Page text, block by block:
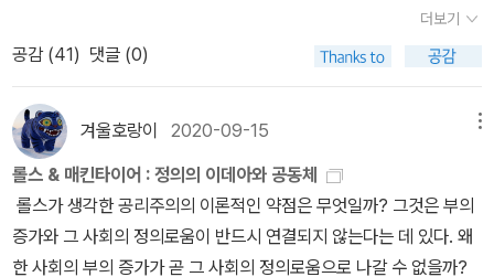
가 행해야 할 것을 행한다면, 나는 그 때 무엇을 희망해도 좋은가?' 라
는 물음은 실천적이면서 동시에 이론적이다. 그래서 실천적인 것은
단지 이론적인 물음의 답변을 위한 실마리로서, 만약 이 물음이 높이
올라가면, 사변적 물음에까지 이른다.(p934) <순수 이성 비판 2>
中 (A807)(B835) 도덕적 통일이 가능해야만 한다. 이성의 사변적
원리들에 따르는 체계적 자연통일이 증명될 수 없었음에도 불구하고
말이다. 무릇 이성은 자유 일반과 관련해서는 원인성을 갖지만 전체
자연과 관련해서는 원인성을 갖지 못하며, 도덕적 이성원리들은 자유
로운 행위들을 산출할 수 있지만, 자연법칙들을 산출할 수는 없다.
역은 천지의 도에 구석구석 아니 엮여 들어간 것이 없다. 역은 천지간
에 꽉 차 있다. 역을 창조한 성인은 우러러보아 하늘의 질서를 체관하
밝음의 까닭을 깨달았다. 그리고는 시원을 탐구하여 종료되는 곳으로
돌아가 그 과정을 다 파악하였다. 그러니 자연히 죽음과 삶에 관한 모
든 이치를 깨닫고 종교적 미망에서 벗어났다. 죽음은 죽음이 아니요
삶은 삶이 아니다. 우주적 생명의 연속만이 있는 것이다.... _ 도올 김
용옥, <주역계사전>, p93 이러한 변화는 역(易)으로 설명될 수 있을
것이다. 효(爻)와 괘(卦)를 통해 드러나는 수많은 변화가 역의 본질
기 십상이기에 이들 모두가 중요한 것은 물론이겠지만. 리스크와 그
에 상응하는 보상이라는 측면에서 보자면 장기적인 투자가 훨씬 유리
하다. 종합하면 단순히 수학적으로 생각하더라도 확률은 물론 리스크
대비 보상을 고려햘 때 보유하는 편이 더 낫다. 위대한 기업의 주식이
라면 장기적으로 주가가 크게 오를 것이라고 예상하는 것보다 단기적
으로 주가가 떨어질 것이라고 예측하는 게 틀릴 확률이 훨씬 더 높다.
_ 필립 피셔, <보수적인 투자자는 마음이 편하다>, p149 헤밍웨이
의 시초는 세계 현존의 필연적 조건이다. 이것이 우선 증명되었다. 첫
째 상충에서 칸트는 정립에서 시간과 공간적으로 세계가 한계를 갖는
다는 사실을 시간이 '기준 시점으로부터 이어진다'는 특성에 기초해
증명한다. 이어지는 반정립에서는 시간과 공간이 한계를 갖지 않는다
는 사실을 증명한다. 시간은 무로부터의 창조(Creatio ex nihilo)가
불가능하다는 것으로부터, 옮기지는 않았지만 공간은 '무공간'과의 관
계성은 불가능하다는 것으로부터 도출된다. 이로부터 '정, 시작이 없
다. 반, 시작이 있다. 반, 끝이 없다.'는 예이츠의 말이 칸트의 순수 이
성의 이율배반 구조와 관련있음이 확인된다. A427 B455 반정립 :
양하고 차별적인 목소리에 귀를 기울이는 철학의 방법론을 제시하고
자 한다. _ 박영욱, <데리다 & 들뢰즈 : 의미와 무의미의 경계에서>,
상은 존재의 모든 것을 담고 있지 못한다고 생각한다. 개념 이라는 것
은 널리 받아들여진 도식에 맞는 부분만을 설명하는 것으로, 아직까
지 설명되지 못한 부분 또한 분명 있기에 기존 개념은 한계를 지닌다.
무엇보다도 개별 존재는 각자가 가지는 고유한 특성인 '차이 자체'가
있다고 바라본다. 들뢰즈는 이렇듯 개념으로 드러날 수 없는 그 자체
의 차이를 개념적으로 드러나는 차이와 달리 '차이 자체 la differenc
보기에 종래의 철학은 존재를 늘 존재자처럼 다루었다. 바꾸어 말하
면, 이 세상의 모든 대상들은 다 존재자, 즉 '있는 것'들이다. 그런데 그
존재자들이 '있는 것'이기 위해서는 언제나 '존재', 즉 '있음'이 어떤 식
으로든 전제되어 있다. 그래서 전통적으로는 '존재'를 '존재자를 존재
자이게 해 주는 어떤 것'으로 이해해왔던 것이다. 그런데 이때 '존
재'를 '어떤 것'으로 보면, 그것은 다시 존재를 존재자처럼 보는 것은
결국 존재를 보이지 않게 만드는 접근 방식이었다. 이러한 사정을 그
는 '은폐'라는 이름으로 표현했다. _ 박승억, <후설 & 하이데거 : 현상
더보기
공감 (41) 댓글 (0)
겨울호랑이 2020-09-15
롤스 & 매킨타이어 : 정의의 이데아와 공동체
롤스가 생각한 공리주의의 이론적인 약점은 무엇일까? 그것은 부의
증가와 그 사회의 정의로움이 반드시 연결되지 않는다는 데 있다. 왜
한 사회의 부의 증가가 곧 그 사회의 정의로움으로 나갈 수 없을까?